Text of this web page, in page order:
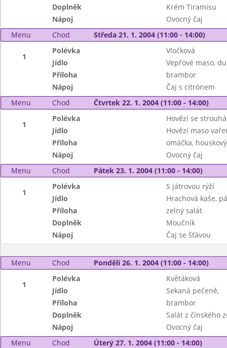
Doplněk
Krém Tiramisu
Nápoj
Ovocný čaj
Menu
Chod Středa 21. 1. 2004 (11:00 - 14:00)
1
Polévka
Vločková
Jídlo
Vepřové maso,
Příloha
brambor
Nápoj
Čaj s citrónem
Menu
Chod Čtvrtek 22. 1. 2004 (11:00 - 14:00)
1
Polévka
Hovězí se
Jídlo
Hovězí maso
Příloha
omáčka,
Nápoj
Ovocný čaj
Menu
Chod Pátek 23. 1. 2004 (11:00 - 14:00)
1
Polévka
S játrovou rýží
Jídlo
Hrachová kaše,
Příloha
zelný salát
Doplněk
Moučník
Nápoj
Čaj se šťávou
Menu Chod Pondělí 26. 1. 2004 (11:00 - 14:00)
1
Polévka
Květáková
Jídlo
Sekaná pečeně,
Příloha
brambor
Doplněk
Salát z čínského
Nápoj
Ovocný čaj
Menu
Chod Úterý 27. 1. 2004 (11:00 - 14:00)